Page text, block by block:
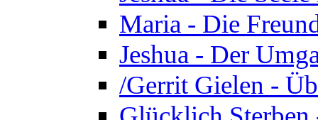
Maria - Die
Jeshua - Der
/Gerrit Gielen -